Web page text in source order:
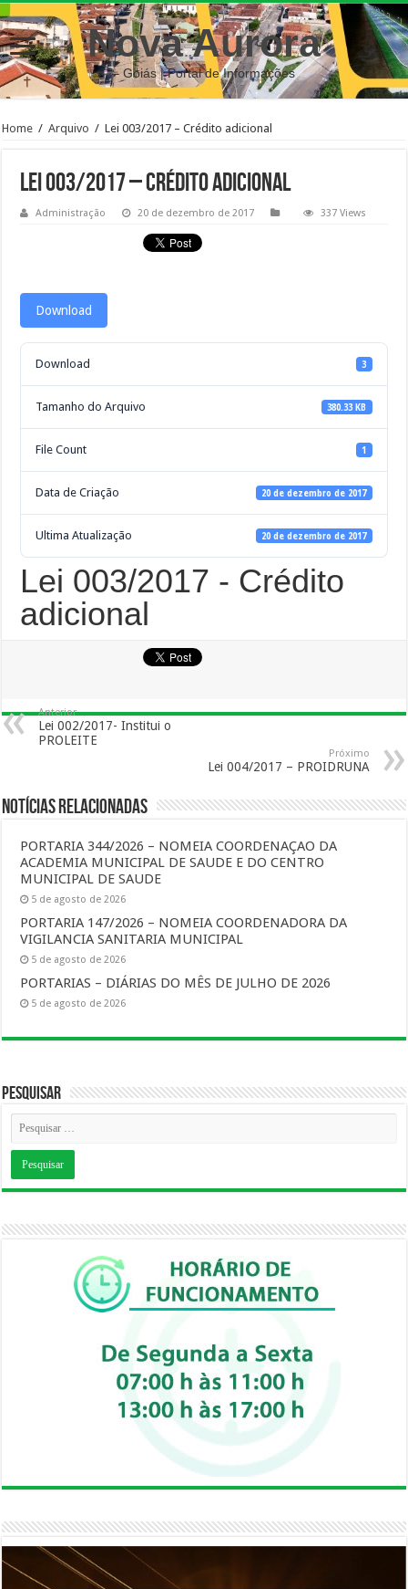
Nova Aurora
– Goiás | Portal de Informações
Home / Arquivo / Lei 003/2017 – Crédito adicional
Lei 003/2017 – Crédito adicional
Administração 20 de dezembro de 2017 337 Views
Download
Download 3
Tamanho do Arquivo 380.33 KB
File Count 1
Data de Criação 20 de dezembro de 2017
Ultima Atualização 20 de dezembro de 2017
Lei 003/2017 - Crédito
adicional
Anterior
Lei 002/2017- Institui o
PROLEITE
Próximo
Lei 004/2017 – PROIDRUNA
Notícias Relacionadas
PORTARIA 344/2026 – NOMEIA COORDENAÇAO DA
ACADEMIA MUNICIPAL DE SAUDE E DO CENTRO
MUNICIPAL DE SAUDE
5 de agosto de 2026
PORTARIA 147/2026 – NOMEIA COORDENADORA DA
VIGILANCIA SANITARIA MUNICIPAL
5 de agosto de 2026
PORTARIAS – DIÁRIAS DO MÊS DE JULHO DE 2026
5 de agosto de 2026
Pesquisar